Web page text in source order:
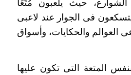
حيث يلعبون مُتَعًا
فى الجوار عند لاعبى
العوالم والحكايات، وأسواق
المتعة التى تكون عليها